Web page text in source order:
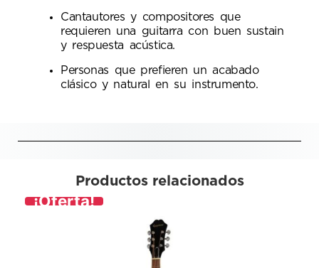
Cantautores y compositores que
requieren una guitarra con buen sustain
y respuesta acústica.
Personas que prefieren un acabado
clásico y natural en su instrumento.
Productos relacionados
¡Oferta!